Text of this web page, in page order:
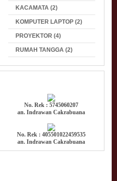
KACAMATA (2)
KOMPUTER LAPTOP (2)
PROYEKTOR (4)
RUMAH TANGGA (2)
No. Rek : 5745060207
an. Indrawan Cakrabuana
No. Rek : 405501022459535
an. Indrawan Cakrabuana